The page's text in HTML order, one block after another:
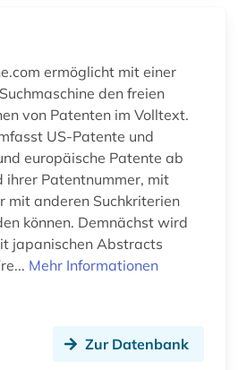
verwaltungswissenschaft (1)
ermöglicht mit einer
den freien
von Patenten im Volltext.
US-Patente und
europäische Patente ab
ihrer Patentnummer, mit
mit anderen Suchkriterien
können. Demnächst wird
japanischen Abstracts
Mehr Informationen
Zur Datenbank